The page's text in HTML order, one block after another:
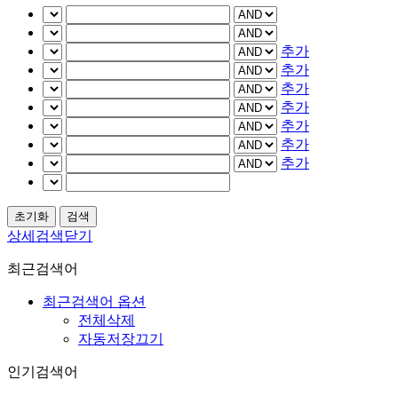
추가
추가
추가
추가
추가
추가
추가
상세검색닫기
최근검색어
최근검색어 옵션
전체삭제
자동저장끄기
인기검색어